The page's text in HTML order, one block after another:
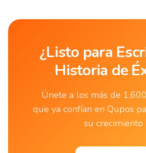
¿Listo para
Historia de
Únete a los más de
que ya confían en Qupos
su crecimiento